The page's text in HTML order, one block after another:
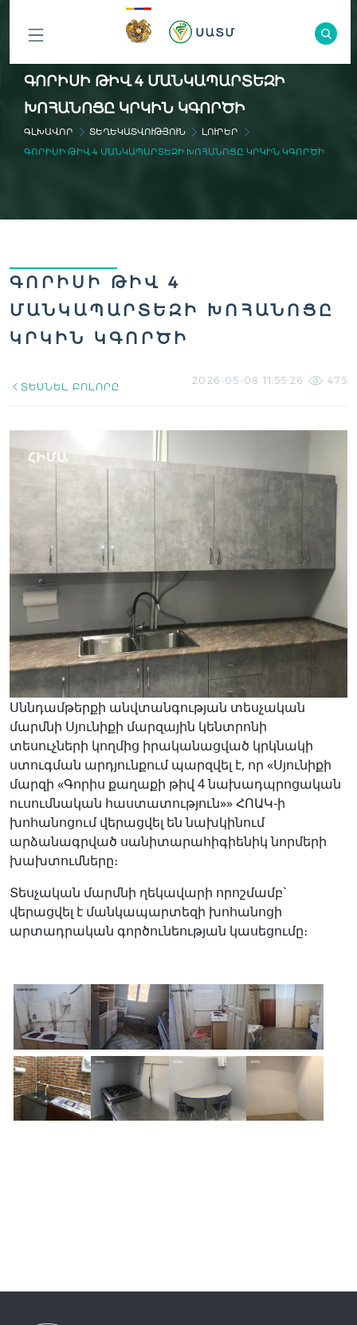
ԲՈԼՈՐ
ԲԱԺԻՆՆԵՐԸ
ԳՈՐԻՍԻ ԹԻՎ 4 ՄԱՆԿԱՊԱՐՏԵԶԻ
ԽՈՀԱՆՈՑԸ ԿՐԿԻՆ ԿԳՈՐԾԻ
ԳԼԽԱՎՈՐ ՏԵՂԵԿԱՏՎՈՒԹՅՈՒՆ
ԼՈՒՐԵՐ
ԳՈՐԻՍԻ ԹԻՎ 4 ՄԱՆԿԱՊԱՐՏԵԶԻ ԽՈՀԱՆՈՑԸ ԿՐԿԻՆ ԿԳՈՐԾԻ
ԳՈՐԻՍԻ ԹԻՎ 4
ՄԱՆԿԱՊԱՐՏԵԶԻ ԽՈՀԱՆՈՑԸ
ԿՐԿԻՆ ԿԳՈՐԾԻ
ՏԵՍՆԵԼ ԲՈԼՈՐԸ
2026-05-08 11:55:26 475
Սննդամթերքի անվտանգության տեսչական
մարմնի Սյունիքի մարզային կենտրոնի
տեսուչների կողմից իրականացված կրկնակի
ստուգման արդյունքում պարզվել է, որ «Սյունիքի
մարզի «Գորիս քաղաքի թիվ 4 նախադպրոցական
ուսումնական հաստատություն»» ՀՈԱԿ-ի
խոհանոցում վերացվել են նախկինում
արձանագրված սանիտարահիգիենիկ նորմերի
խախտումները։
Տեսչական մարմնի ղեկավարի որոշմամբ`
վերացվել է մանկապարտեզի խոհանոցի
արտադրական գործունեության կասեցումը։